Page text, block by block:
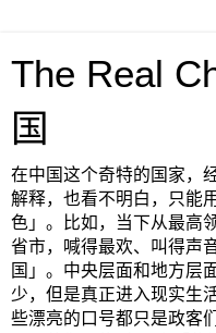
The Real
国
在中国这个奇特的国家，
解释，也看不明白，只能
色」。比如，当下从最高
省市，喊得最欢、叫得声
国」。中央层面和地方层
少，但是真正进入现实生
些漂亮的口号都只是政客